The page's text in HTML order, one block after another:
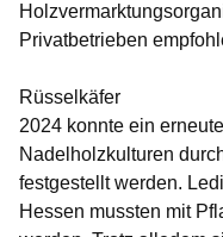
Privatbetrieben
Rüsselkäfer
2024 konnte ein
Nadelholzkulturen
festgestellt werden.
Hessen mussten mit